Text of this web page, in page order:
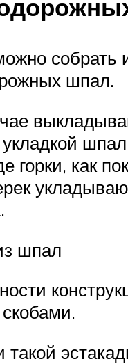
собрать
шпал.
горки, как
шпал
такой